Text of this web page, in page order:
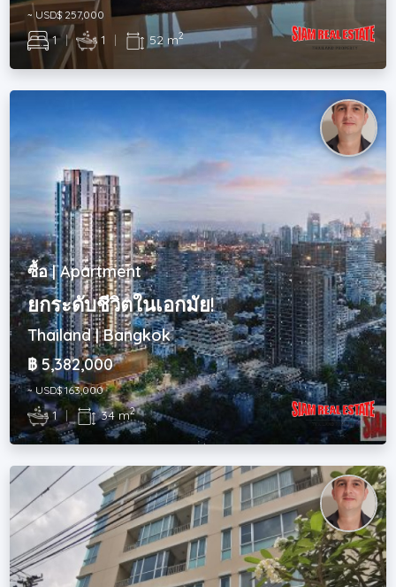
~ USD$ 257,000
1 | 1 | 52 m2
ซื้อ | Apartment
ยกระดับชีวิตในเอกมัย!
Thailand | Bangkok
฿ 5,382,000
~ USD$ 163,000
1 | 34 m2